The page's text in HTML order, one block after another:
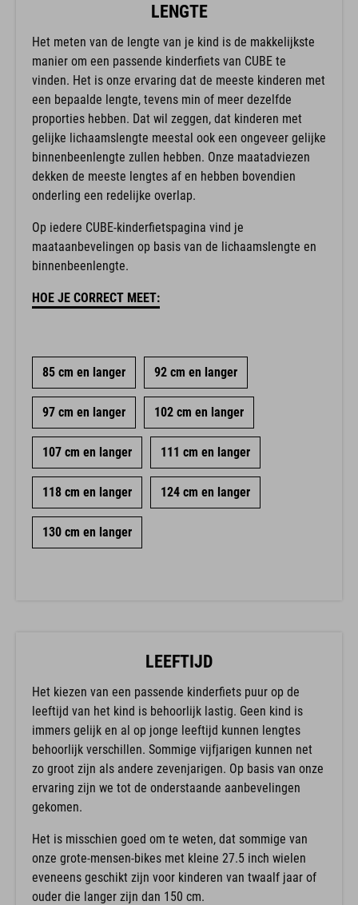
LENGTE
Het meten van de lengte van je kind is de makkelijkste
manier om een passende kinderfiets van CUBE te
vinden. Het is onze ervaring dat de meeste kinderen met
een bepaalde lengte, tevens min of meer dezelfde
proporties hebben. Dat wil zeggen, dat kinderen met
gelijke lichaamslengte meestal ook een ongeveer gelijke
binnenbeenlengte zullen hebben. Onze maatadviezen
dekken de meeste lengtes af en hebben bovendien
onderling een redelijke overlap.
Op iedere CUBE-kinderfietspagina vind je
maataanbevelingen op basis van de lichaamslengte en
binnenbeenlengte.
HOE JE CORRECT MEET:
85 cm en langer 92 cm en langer
97 cm en langer 102 cm en langer
107 cm en langer 111 cm en langer
118 cm en langer 124 cm en langer
130 cm en langer
LEEFTIJD
Het kiezen van een passende kinderfiets puur op de
leeftijd van het kind is behoorlijk lastig. Geen kind is
immers gelijk en al op jonge leeftijd kunnen lengtes
behoorlijk verschillen. Sommige vijfjarigen kunnen net
zo groot zijn als andere zevenjarigen. Op basis van onze
ervaring zijn we tot de onderstaande aanbevelingen
gekomen.
Het is misschien goed om te weten, dat sommige van
onze grote-mensen-bikes met kleine 27.5 inch wielen
eveneens geschikt zijn voor kinderen van twaalf jaar of
ouder die langer zijn dan 150 cm.